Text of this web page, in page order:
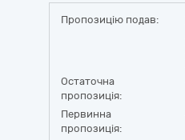
Пропозицію подав:
Остаточна
пропозиція:
Первинна
пропозиція: